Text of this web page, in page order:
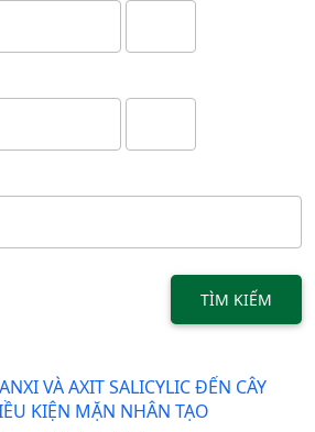
TÌM KIẾM
VÀ AXIT SALICYLIC ĐẾN CÂY
KIỆN MẶN NHÂN TẠO